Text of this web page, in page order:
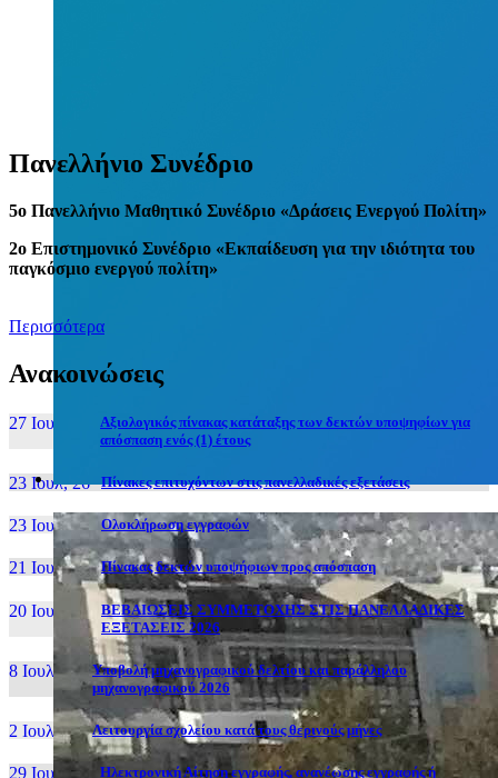
Πανελλήνιο Συνέδριο
5o Πανελλήνιο Μαθητικό Συνέδριο «Δράσεις Ενεργού Πολίτη»
2ο Επιστημονικό Συνέδριο «Εκπαίδευση για την ιδιότητα του
παγκόσμιο ενεργού πολίτη»
Περισσότερα
Ανακοινώσεις
27 Ιουν, 26
Αξιολογικός πίνακας κατάταξης των δεκτών υποψηφίων για
απόσπαση ενός (1) έτους
23 Ιουλ, 26 Πίνακες επιτυχόντων στις πανελλαδικές εξετάσεις
23 Ιουλ, 26 Ολοκλήρωση εγγραφών
21 Ιουλ, 26 Πίνακας δεκτών υποψήφιων προς απόσπαση
20 Ιουλ, 26
ΒΕΒΑΙΩΣΕΙΣ ΣΥΜΜΕΤΟΧΗΣ ΣΤΙΣ ΠΑΝΕΛΛΑΔΙΚΕΣ
ΕΞΕΤΑΣΕΙΣ 2026
8 Ιουλ, 26
Υποβολή μηχανογραφικού δελτίου και παράλληλου
μηχανογραφικού 2026
2 Ιουλ, 26 Λειτουργία σχολείου κατά τους θερινούς μήνες
29 Ιουν, 26
Ηλεκτρονική Αίτηση εγγραφής, ανανέωσης εγγραφής ή